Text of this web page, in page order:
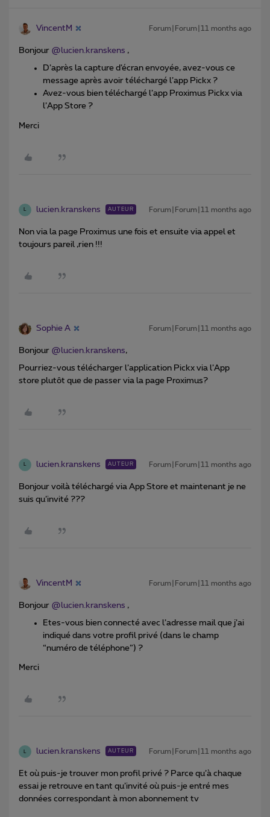
VincentM Forum|Forum|11 months ago
Bonjour ​ @lucien.kranskens ,
D’après la capture d’écran envoyée, avez-vous ce
message après avoir téléchargé l’app Pickx ?
Avez-vous bien téléchargé l’app Proximus Pickx via
l’App Store ?
Merci
L lucien.kranskens AUTEUR Forum|Forum|11 months ago
Non via la page Proximus une fois et ensuite via appel et
toujours pareil ,rien !!!
Sophie A Forum|Forum|11 months ago
Bonjour ​ @lucien.kranskens,
Pourriez-vous télécharger l’application Pickx via l’App
store plutôt que de passer via la page Proximus?
L lucien.kranskens AUTEUR Forum|Forum|11 months ago
Bonjour voilà téléchargé via App Store et maintenant je ne
suis qu’invité ???
VincentM Forum|Forum|11 months ago
Bonjour ​ @lucien.kranskens ,
Etes-vous bien connecté avec l’adresse mail que j’ai
indiqué dans votre profil privé (dans le champ
“numéro de téléphone”) ?
Merci
L lucien.kranskens AUTEUR Forum|Forum|11 months ago
Et où puis-je trouver mon profil privé ? Parce qu’à chaque
essai je retrouve en tant qu’invité où puis-je entré mes
données correspondant à mon abonnement tv